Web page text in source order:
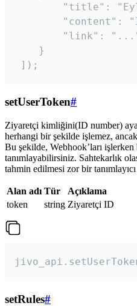
"title":
"content":
"link":
    }
]);
setUserToken#
Ziyaretçi kimliğini(ID number)
herhangi bir şekilde işlemez,
Bu şekilde, Webhook’ları
tanımlayabilirsiniz. Sahtekarlık
tahmin edilmesi zor bir
Alan adı Tür
Açıklama
token
string Ziyaretçi ID
setRules#